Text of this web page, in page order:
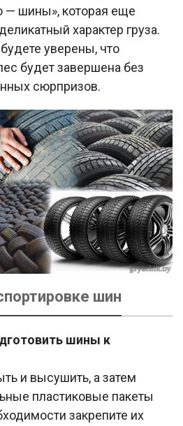
— шины», которая еще
характер груза.
уверены, что
будет завершена без
сюрпризов.
шин
шины к
и высушить, а затем
пластиковые пакеты
закрепите их